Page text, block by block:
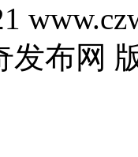
发布网